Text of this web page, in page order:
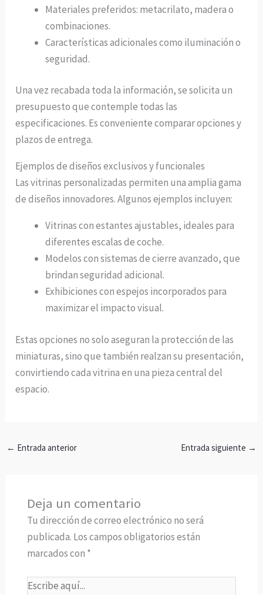
Materiales preferidos: metacrilato, madera o
combinaciones.
Características adicionales como iluminación o
seguridad.
Una vez recabada toda la información, se solicita un
presupuesto que contemple todas las
especificaciones. Es conveniente comparar opciones y
plazos de entrega.
Ejemplos de diseños exclusivos y funcionales
Las vitrinas personalizadas permiten una amplia gama
de diseños innovadores. Algunos ejemplos incluyen:
Vitrinas con estantes ajustables, ideales para
diferentes escalas de coche.
Modelos con sistemas de cierre avanzado, que
brindan seguridad adicional.
Exhibiciones con espejos incorporados para
maximizar el impacto visual.
Estas opciones no solo aseguran la protección de las
miniaturas, sino que también realzan su presentación,
convirtiendo cada vitrina en una pieza central del
espacio.
← Entrada anterior Entrada siguiente →
Deja un comentario
Tu dirección de correo electrónico no será
publicada. Los campos obligatorios están
marcados con *
Escribe